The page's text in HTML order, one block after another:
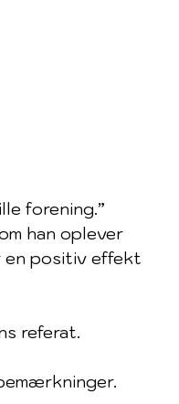
forening.”
han oplever
en positiv effekt
referat.